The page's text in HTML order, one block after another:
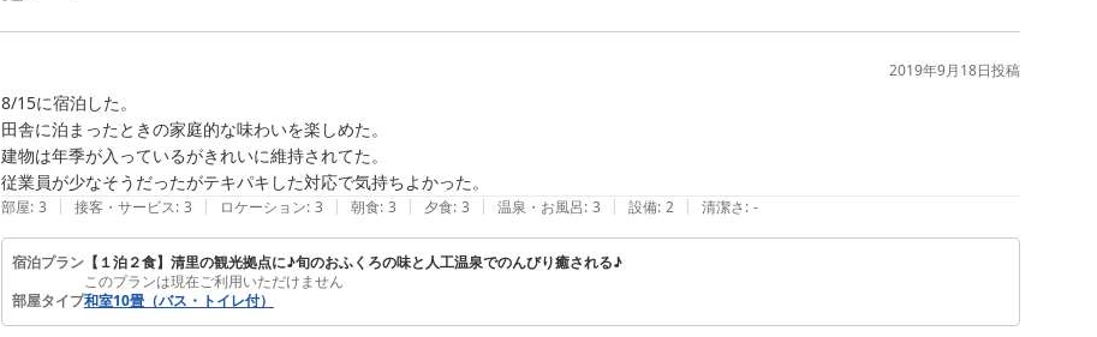
2019年9月18日投稿
8/15に宿泊した。
田舎に泊まったときの家庭的な味わいを楽しめた。
建物は年季が入っているがきれいに維持されてた。
従業員が少なそうだったがテキパキした対応で気持ちよかった。
部屋: 3 | 接客・サービス: 3 | ロケーション: 3 | 朝食: 3 | 夕食: 3 | 温泉・お風呂: 3 | 設備: 2 | 清潔さ: -
宿泊プラン 【１泊２食】清里の観光拠点に♪旬のおふくろの味と人工温泉でのんびり癒される♪
このプランは現在ご利用いただけません
部屋タイプ和室10畳（バス・トイレ付）